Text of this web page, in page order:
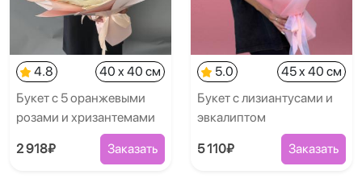
4.8
40 x 40 см
Букет с 5 оранжевыми
розами и хризантемами
2 918₽ Заказать
5.0
45 x 40 см
Букет с лизиантусами и
эвкалиптом
5 110₽ Заказать